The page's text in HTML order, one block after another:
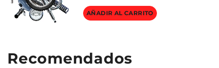
AÑADIR AL CARRITO
Recomendados